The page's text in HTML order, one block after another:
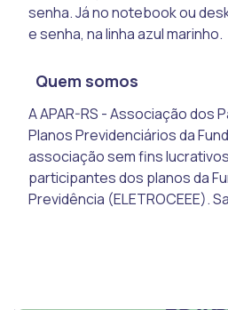
senha. Já no notebook ou
e senha, na linha azul marinho.
Quem somos
A APAR-RS - Associação dos
Planos Previdenciários da
associação sem fins
participantes dos planos da
Previdência (ELETROCEEE).